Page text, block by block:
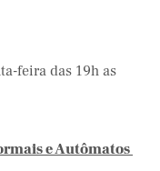
feira das 19h as
e Autômatos